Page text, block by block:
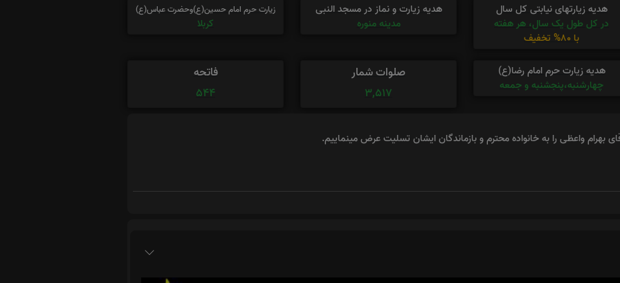
هدیه زیارتهای نیابتی کل سال
در کل طول یک سال، هر هفته
با 80% تخفیف
هدیه زیارت و نماز در مسجد النبی
مدینه منوره
زیارت حرم امام حسین(ع)وحضرت عباس(ع)
کربلا
هدیه زیارت حرم امام رضا(ع)
چهارشنبه،پنجشنبه و جمعه
صلوات شمار
3,517
فاتحه
544
بهرام واعظی را به خانواده محترم و بازماندگان ایشان تسلیت عرض مینماییم.